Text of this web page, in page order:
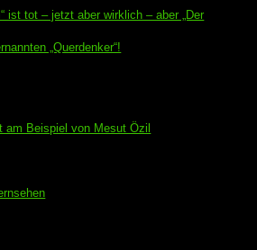
ist tot – jetzt aber wirklich – aber „Der
„Querdenker“!
am Beispiel von Mesut Özil